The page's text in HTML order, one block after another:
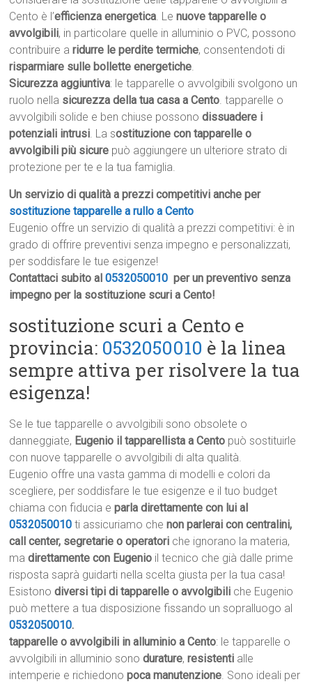
Cento è l’efficienza energetica. Lenuove tapparelle o
avvolgibili, in particolare quelle in alluminio o PVC, possono
contribuire aridurre le perdite termiche, consentendoti di
risparmiare sulle bollette energetiche.
Sicurezza aggiuntiva: le tapparelle o avvolgibili svolgono un
ruolo nella sicurezza della tua casa a Cento. tapparelle o
avvolgibili solide e ben chiuse possonodissuadere i
potenziali intrusi. La sostituzione con tapparelle o
avvolgibili più sicure può aggiungere un ulteriore strato di
protezione per te e la tua famiglia.
Un servizio di qualità a prezzi competitivi anche per
sostituzione tapparelle a rullo a Cento
Eugenio offre un servizio di qualità a prezzi competitivi: è in
grado di offrire preventivi senza impegno e personalizzati,
per soddisfare le tue esigenze!
Contattaci subito al0532050010 per un preventivo senza
impegno per la sostituzione scuri a Cento!
sostituzione scuri a Cento e
provincia: 0532050010 è la linea
sempre attiva per risolvere la tua
esigenza!
Se le tue tapparelle o avvolgibili sono obsolete o
danneggiate, Eugenio il tapparellista a Cento può sostituirle
con nuove tapparelle o avvolgibili di alta qualità.
Eugenio offre una vasta gamma di modelli e colori da
scegliere, per soddisfare le tue esigenze e il tuo budget
chiama con fiducia eparla direttamente con lui al
0532050010 ti assicuriamo chenon parlerai con centralini,
call center, segretarie o operatori che ignorano la materia,
madirettamente con Eugenio il tecnico che già dalle prime
risposta saprà guidarti nella scelta giusta per la tua casa!
Esistonodiversi tipi di tapparelle o avvolgibili che Eugenio
può mettere a tua disposizione fissando un sopralluogo al
0532050010.
tapparelle o avvolgibili in alluminio a Cento: le tapparelle o
avvolgibili in alluminio sonodurature,resistenti alle
intemperie e richiedonopoca manutenzione. Sono ideali per